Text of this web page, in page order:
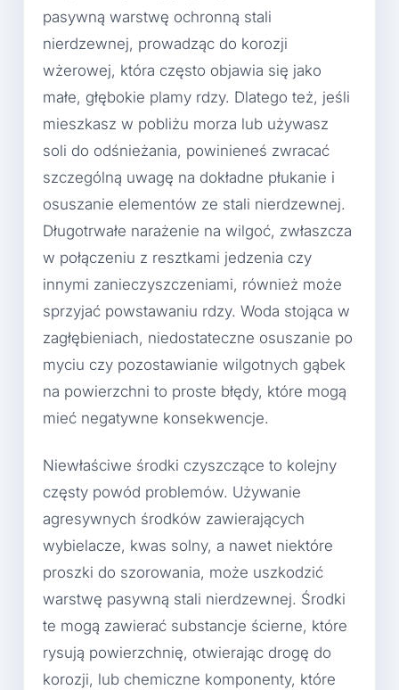
pasywną warstwę ochronną stali
nierdzewnej, prowadząc do korozji
wżerowej, która często objawia się jako
małe, głębokie plamy rdzy. Dlatego też, jeśli
mieszkasz w pobliżu morza lub używasz
soli do odśnieżania, powinieneś zwracać
szczególną uwagę na dokładne płukanie i
osuszanie elementów ze stali nierdzewnej.
Długotrwałe narażenie na wilgoć, zwłaszcza
w połączeniu z resztkami jedzenia czy
innymi zanieczyszczeniami, również może
sprzyjać powstawaniu rdzy. Woda stojąca w
zagłębieniach, niedostateczne osuszanie po
myciu czy pozostawianie wilgotnych gąbek
na powierzchni to proste błędy, które mogą
mieć negatywne konsekwencje.
Niewłaściwe środki czyszczące to kolejny
częsty powód problemów. Używanie
agresywnych środków zawierających
wybielacze, kwas solny, a nawet niektóre
proszki do szorowania, może uszkodzić
warstwę pasywną stali nierdzewnej. Środki
te mogą zawierać substancje ścierne, które
rysują powierzchnię, otwierając drogę do
korozji, lub chemiczne komponenty, które